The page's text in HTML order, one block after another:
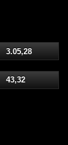
3.05,28
43,32